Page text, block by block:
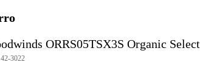
cañas: 5
3 (blanda)
ORRS05TSX3S Organic
3022